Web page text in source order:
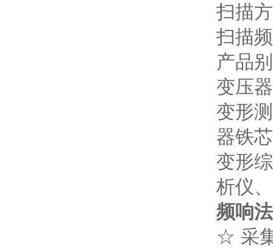
扫描
扫描
产品
变压
变形
器铁
变形
析仪
频响
☆ 采